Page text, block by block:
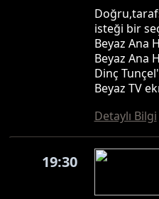
isteği bir
Beyaz Ana
Beyaz Ana
Dinç
Beyaz TV
Detaylı Bilgi
19:30